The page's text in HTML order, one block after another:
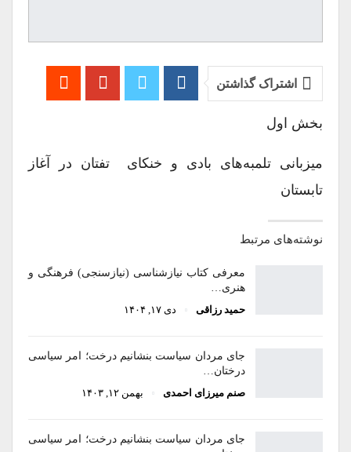
اشتراک گذاشتن
بخش اول
میزبانی تلمبه‌های بادی و خنکای تفتان در آغاز
تابستان
نوشته‌های مرتبط
معرفی کتاب نیازشناسی (نیازسنجی) فرهنگی و
هنری…
حمید رزاقی
دی ۱۷, ۱۴۰۴
جای مردان سیاست بنشانیم درخت؛ امر سیاسی
درختان…
صنم میرزای احمدی
بهمن ۱۲, ۱۴۰۳
جای مردان سیاست بنشانیم درخت؛ امر سیاسی